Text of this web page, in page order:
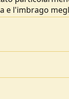
e l'imbrago